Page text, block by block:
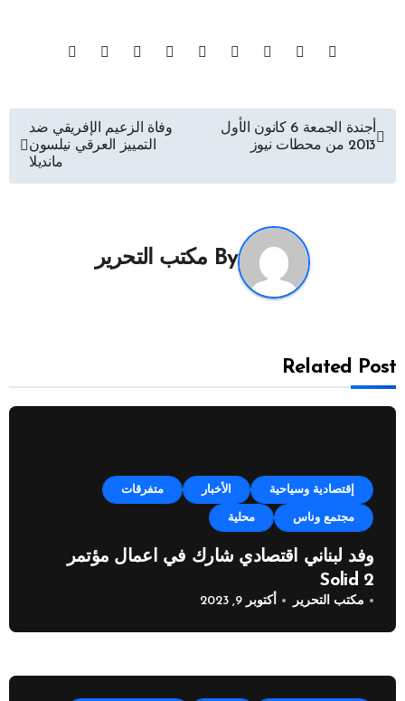
تصفّح
أجندة الجمعة 6 كانون الأول
2013 من محطات نيوز
وفاة الزعيم الإفريقي ضد
التمييز العرقي نيلسون
مانديلا
By مكتب التحرير
Related Post
إقتصادية وسياحية الأخبار متفرقات
مجتمع وناس محلية
وفد لبناني اقتصادي شارك في اعمال مؤتمر
Solid 2
مكتب التحرير أكتوبر 9, 2023